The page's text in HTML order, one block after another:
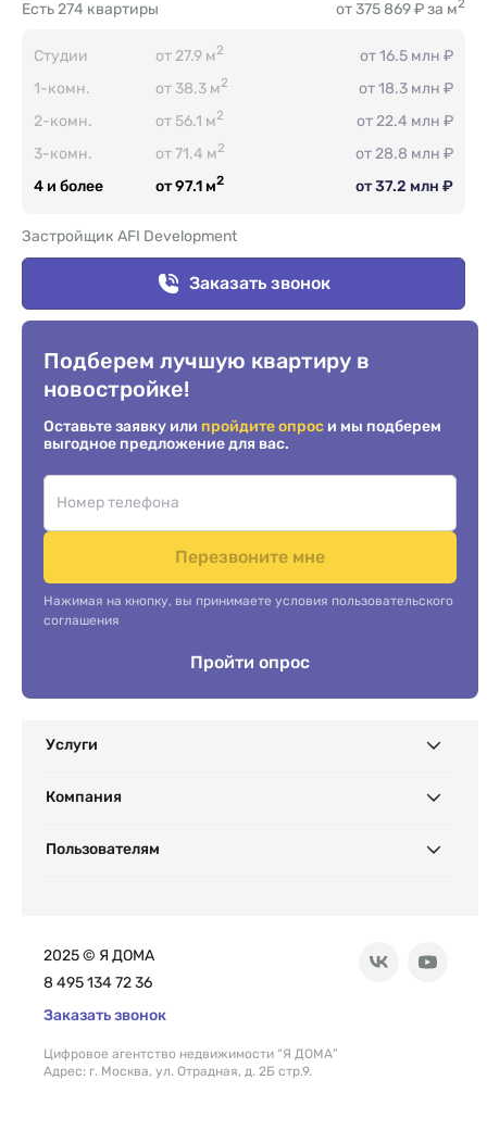
274 квартиры
Есть от 375 869 ₽ за м2
Студии от 27.9 м2
от 16.5 млн ₽
1-комн.
от 38.3 м2
от 18.3 млн ₽
2-комн.
от 56.1 м2
от 22.4 млн ₽
3-комн.
от 71.4 м2
от 28.8 млн ₽
4 и более
от 97.1 м2 от 37.2 млн ₽
Застройщик AFI Development
Заказать звонок
Подберем лучшую квартиру в
новостройке!
Оставьте заявку или пройдите опрос и мы подберем
выгодное предложение для вас.
Перезвоните мне
Нажимая на кнопку, вы принимаете условия пользовательского
соглашения
Пройти опрос
Услуги
Компания
Пользователям
2025 © Я ДОМА
8 495 134 72 36
Заказать звонок
Цифровое агентство недвижимости “Я ДОМА”
Адрес: г. Москва, ул. Отрадная, д. 2Б стр.9.